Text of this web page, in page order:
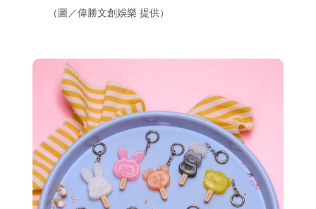
（圖／偉勝文創娛樂 提供）